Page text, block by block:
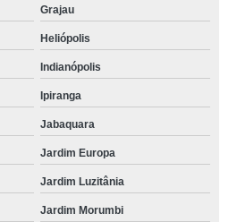
Grajau
Heliópolis
Indianópolis
Ipiranga
Jabaquara
Jardim Europa
Jardim Luzitânia
Jardim Morumbi